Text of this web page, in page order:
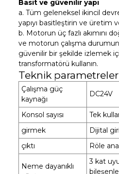
Basit ve güvenilir yapı
a. Tüm geleneksel ikincil
yapıyı basitleştirin ve üretim
b. Motorun üç fazlı akımını
ve motorun çalışma
güvenilir bir şekilde izlemek
transformatörü kullanın.
Teknik parametreler
Çalışma güç
kaynağı
DC24V
Konsol sayısı
Tek
girmek
Dijital
çıktı
Röle
Neme dayanıklı
3 kat